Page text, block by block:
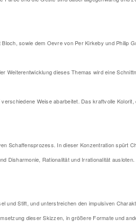
sowie dem Oevre von Per Kirkeby und Philip
Weiterentwicklung dieses Themas wird eine
Weise abarbeitet. Das kraftvolle
Schaffensprozess. In dieser Konzentration spürt
Disharmonie, Rationalität und Irrationalität
und Stift, und unterstreichen den impulsiven
dieser Skizzen, in größere Formate und